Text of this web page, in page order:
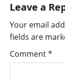
Leave a
Your email
fields are
Comment*